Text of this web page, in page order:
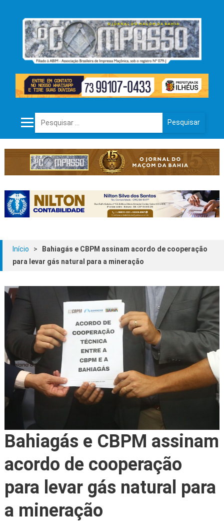
Pesquisar por:
Início >
Bahiagás e CBPM assinam acordo de cooperação
para levar gás natural para a mineração
Bahiagás e CBPM assinam
acordo de cooperação
para levar gás natural para
a mineração